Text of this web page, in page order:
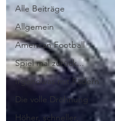
Alle Beiträge
Allgemein
American Football
Spiel mal zurück...
Irgendwas mit Rädern
Die volle Dröhnung
Höher, schneller,